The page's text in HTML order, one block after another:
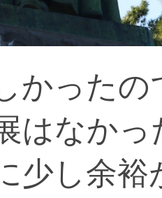
かった
はなか
少し余